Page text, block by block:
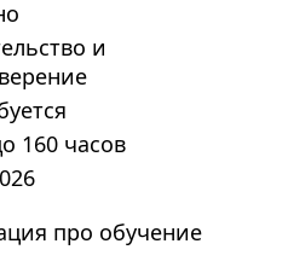
и
160 часов
про обучение